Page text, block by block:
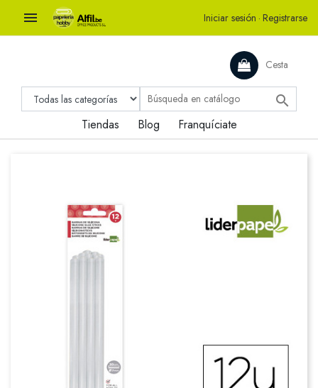
 Iniciar sesión · Registrarse
Cesta

Tiendas Blog Franquíciate